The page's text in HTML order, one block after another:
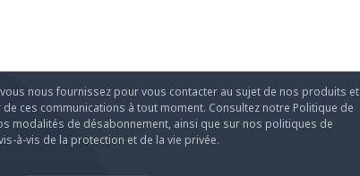
nous fournissez pour vous contacter au sujet de nos produits et
ces communications à tout moment. Consultez notre Politique de
modalités de désabonnement, ainsi que sur nos politiques de
à-vis de la protection et de la vie privée.